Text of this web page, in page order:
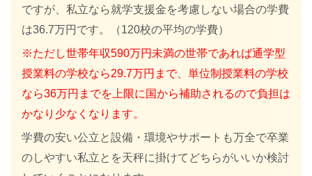
ですが、私立なら就学支援金を考慮しない場合の学費
は36.7万円です。（120校の平均の学費）
※ただし世帯年収590万円未満の世帯であれば通学型
授業料の学校なら29.7万円まで、単位制授業料の学校
なら36万円までを上限に国から補助されるので負担は
かなり少なくなります。
学費の安い公立と設備・環境やサポートも万全で卒業
のしやすい私立とを天秤に掛けてどちらがいいか検討